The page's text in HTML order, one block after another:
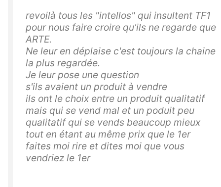
revoilà tous les "intellos" qui insultent TF1
pour nous faire croire qu'ils ne regarde que
ARTE.
Ne leur en déplaise c'est toujours la chaine
la plus regardée.
Je leur pose une question
s'ils avaient un produit à vendre
ils ont le choix entre un produit qualitatif
mais qui se vend mal et un poduit peu
qualitatif qui se vends beaucoup mieux
tout en étant au même prix que le 1er
faites moi rire et dites moi que vous
vendriez le 1er